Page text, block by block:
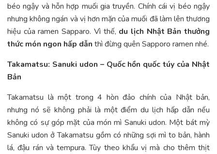
béo ngậy và hỗn hợp muối gia truyền. Chính cái vị béo ngậy
nhưng không ngán và vị hơn mặn của muối đã làm lên thương
hiệu của ramen Sapparo. Vì thế, du lịch Nhật Bản thưởng
thức món ngon hấp dẫn thì đừng quên Sapporo ramen nhé.
Takamatsu: Sanuki udon – Quốc hồn quốc túy của Nhật
Bản
Takamatsu là một trong 4 hòn đảo chính của Nhật bản,
nhưng nó sẽ không phải là một điểm du lịch hấp dẫn nếu
không có sự góp mặt của món mì Sanuki udon. Một bát mỳ
Sanuki udon ở Takamatsu gồm có những sợi mì to bản, hành
lá, đậu rán và tempura. Tùy theo khẩu vị mà cho thêm thịt